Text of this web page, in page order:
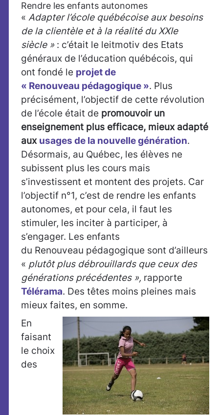
Rendre les enfants autonomes
« Adapter l’école québécoise aux besoins
de la clientèle et à la réalité du XXIe
siècle » : c’était le leitmotiv des Etats
généraux de l’éducation québécois, qui
ont fondé le projet de
« Renouveau pédagogique ». Plus
précisément, l’objectif de cette révolution
de l’école était de promouvoir un
enseignement plus efficace, mieux adapté
aux usages de la nouvelle génération.
Désormais, au Québec, les élèves ne
subissent plus les cours mais
s’investissent et montent des projets. Car
l’objectif n°1, c’est de rendre les enfants
autonomes, et pour cela, il faut les
stimuler, les inciter à participer, à
s’engager. Les enfants
du Renouveau pédagogique sont d’ailleurs
« plutôt plus débrouillards que ceux des
générations précédentes », rapporte
Télérama. Des têtes moins pleines mais
mieux faites, en somme.
En
faisant
le choix
des